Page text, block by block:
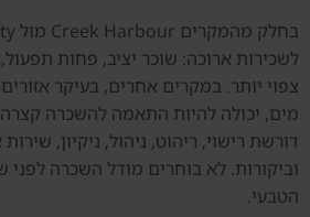
לשכירות ארוכה: שוכר יציב, פחות
צפוי יותר. במקרים אחרים, בעיקר
מים, יכולה להיות התאמה להשכרה
דורשת רישוי, ריהוט, ניהול, ניקיון,
וביקורות. לא בוחרים מודל השכרה
הטבעי.